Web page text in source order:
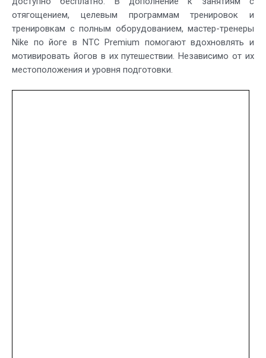
отягощением, целевым программам тренировок и
тренировкам с полным оборудованием, мастер-тренеры
Nike по йоге в NTC Premium помогают вдохновлять и
мотивировать йогов в их путешествии. Независимо от их
местоположения и уровня подготовки.